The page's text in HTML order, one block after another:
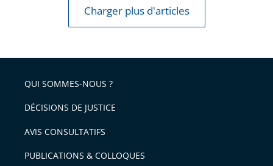
Charger plus d'articles
QUI SOMMES-NOUS ?
DÉCISIONS DE JUSTICE
AVIS CONSULTATIFS
PUBLICATIONS & COLLOQUES